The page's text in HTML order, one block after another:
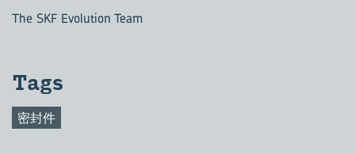
The SKF Evolution Team
Tags
密封件